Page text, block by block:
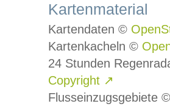
Kartenmaterial
Kartendaten ©
Kartenkacheln ©
24 Stunden
Copyright ↗
Flusseinzugsgebiete